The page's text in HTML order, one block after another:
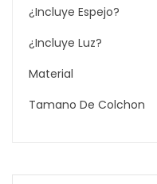
¿Incluye Espejo?
¿Incluye Luz?
Material
Tamano De Colchon